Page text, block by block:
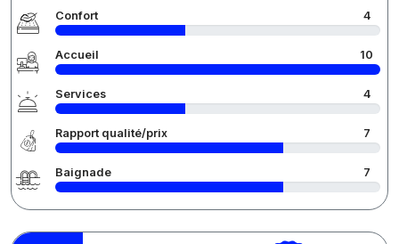
Confort 4
Accueil 10
Services 4
Rapport qualité/prix 7
Baignade 7